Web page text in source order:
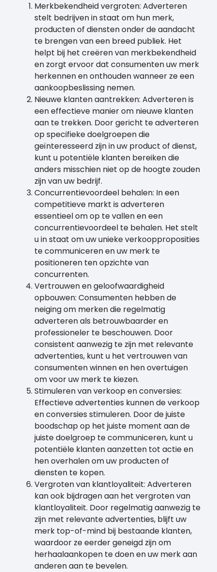
Merkbekendheid vergroten: Adverteren
stelt bedrijven in staat om hun merk,
producten of diensten onder de aandacht
te brengen van een breed publiek. Het
helpt bij het creëren van merkbekendheid
en zorgt ervoor dat consumenten uw merk
herkennen en onthouden wanneer ze een
aankoopbeslissing nemen.
Nieuwe klanten aantrekken: Adverteren is
een effectieve manier om nieuwe klanten
aan te trekken. Door gericht te adverteren
op specifieke doelgroepen die
geïnteresseerd zijn in uw product of dienst,
kunt u potentiële klanten bereiken die
anders misschien niet op de hoogte zouden
zijn van uw bedrijf.
Concurrentievoordeel behalen: In een
competitieve markt is adverteren
essentieel om op te vallen en een
concurrentievoordeel te behalen. Het stelt
u in staat om uw unieke verkoopproposities
te communiceren en uw merk te
positioneren ten opzichte van
concurrenten.
Vertrouwen en geloofwaardigheid
opbouwen: Consumenten hebben de
neiging om merken die regelmatig
adverteren als betrouwbaarder en
professioneler te beschouwen. Door
consistent aanwezig te zijn met relevante
advertenties, kunt u het vertrouwen van
consumenten winnen en hen overtuigen
om voor uw merk te kiezen.
Stimuleren van verkoop en conversies:
Effectieve advertenties kunnen de verkoop
en conversies stimuleren. Door de juiste
boodschap op het juiste moment aan de
juiste doelgroep te communiceren, kunt u
potentiële klanten aanzetten tot actie en
hen overhalen om uw producten of
diensten te kopen.
Vergroten van klantloyaliteit: Adverteren
kan ook bijdragen aan het vergroten van
klantloyaliteit. Door regelmatig aanwezig te
zijn met relevante advertenties, blijft uw
merk top-of-mind bij bestaande klanten,
waardoor ze eerder geneigd zijn om
herhaalaankopen te doen en uw merk aan
anderen aan te bevelen.